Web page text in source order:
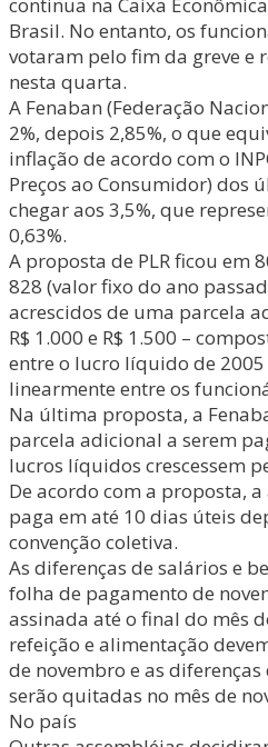
Brasil. No entanto, os
votaram pelo fim da greve e
nesta quarta.
A Fenaban (Federação
2%, depois 2,85%, o que
inflação de acordo com o
Preços ao Consumidor) dos
chegar aos 3,5%, que
0,63%.
A proposta de PLR ficou em
828 (valor fixo do ano
acrescidos de uma parcela
R$ 1.000 e R$ 1.500 –
entre o lucro líquido de
linearmente entre os
Na última proposta, a
parcela adicional a serem
lucros líquidos crescessem
De acordo com a proposta, a
paga em até 10 dias úteis
convenção coletiva.
As diferenças de salários e
folha de pagamento de
assinada até o final do mês
refeição e alimentação
de novembro e as
serão quitadas no mês de
No país